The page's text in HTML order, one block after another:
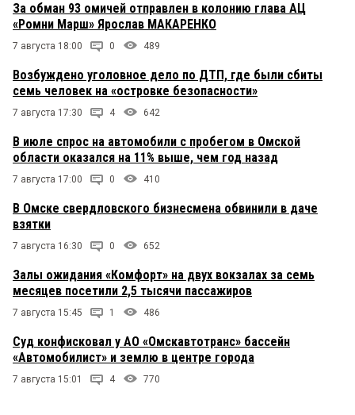
За обман 93 омичей отправлен в колонию глава АЦ
«Ромни Марш» Ярослав МАКАРЕНКО
7 августа 18:00 0 489
Возбуждено уголовное дело по ДТП, где были сбиты
семь человек на «островке безопасности»
7 августа 17:30 4 642
В июле спрос на автомобили с пробегом в Омской
области оказался на 11% выше, чем год назад
7 августа 17:00 0 410
В Омске свердловского бизнесмена обвинили в даче
взятки
7 августа 16:30 0 652
Залы ожидания «Комфорт» на двух вокзалах за семь
месяцев посетили 2,5 тысячи пассажиров
7 августа 15:45 1 486
Суд конфисковал у АО «Омскавтотранс» бассейн
«Автомобилист» и землю в центре города
7 августа 15:01 4 770